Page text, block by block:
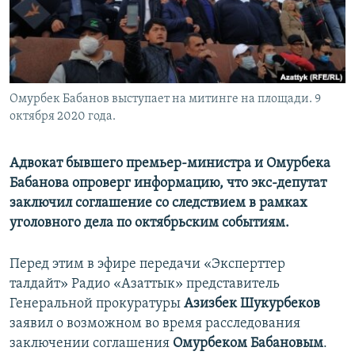
Омурбек Бабанов выступает на митинге на площади. 9
октября 2020 года.
Адвокат бывшего премьер-министра и Омурбека
Бабанова опроверг информацию, что экс-депутат
заключил соглашение со следствием в рамках
уголовного дела по октябрьским событиям.
Перед этим в эфире передачи «Эксперттер
талдайт» Радио «Азаттык» представитель
Генеральной прокуратуры Азизбек Шукурбеков
заявил о возможном во время расследования
заключении соглашения Омурбеком Бабановым.